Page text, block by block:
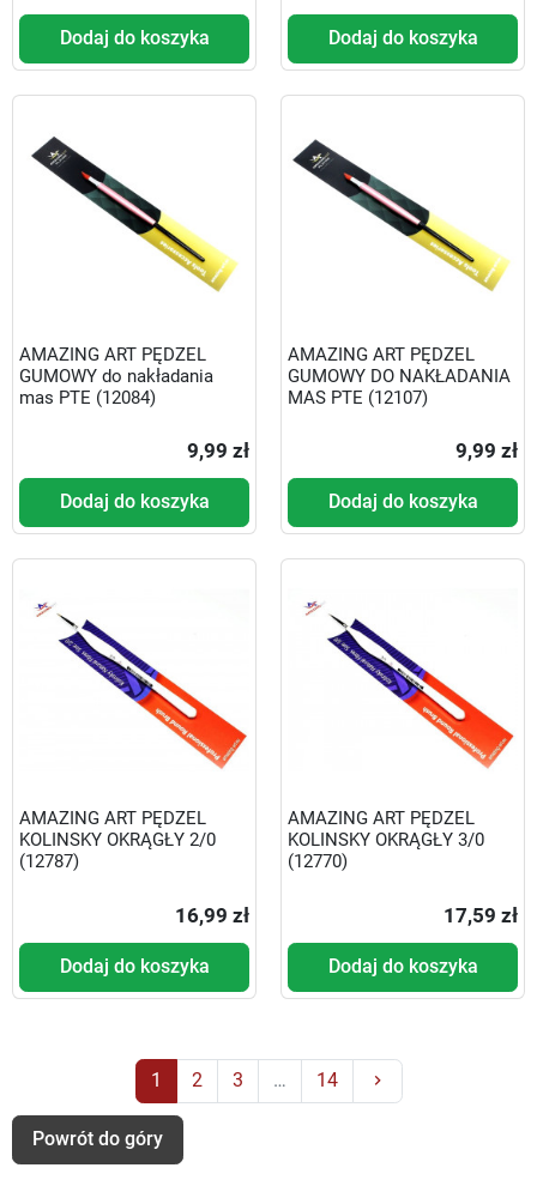
Dodaj do koszyka Dodaj do koszyka
AMAZING ART PĘDZEL
GUMOWY do nakładania
mas PTE (12084)
9,99 zł
Dodaj do koszyka
AMAZING ART PĘDZEL
GUMOWY DO NAKŁADANIA
MAS PTE (12107)
9,99 zł
Dodaj do koszyka
AMAZING ART PĘDZEL
KOLINSKY OKRĄGŁY 2/0
(12787)
16,99 zł
Dodaj do koszyka
AMAZING ART PĘDZEL
KOLINSKY OKRĄGŁY 3/0
(12770)
17,59 zł
Dodaj do koszyka
1 2 3 … 14 keyboard_arrow_right
Powrót do góry